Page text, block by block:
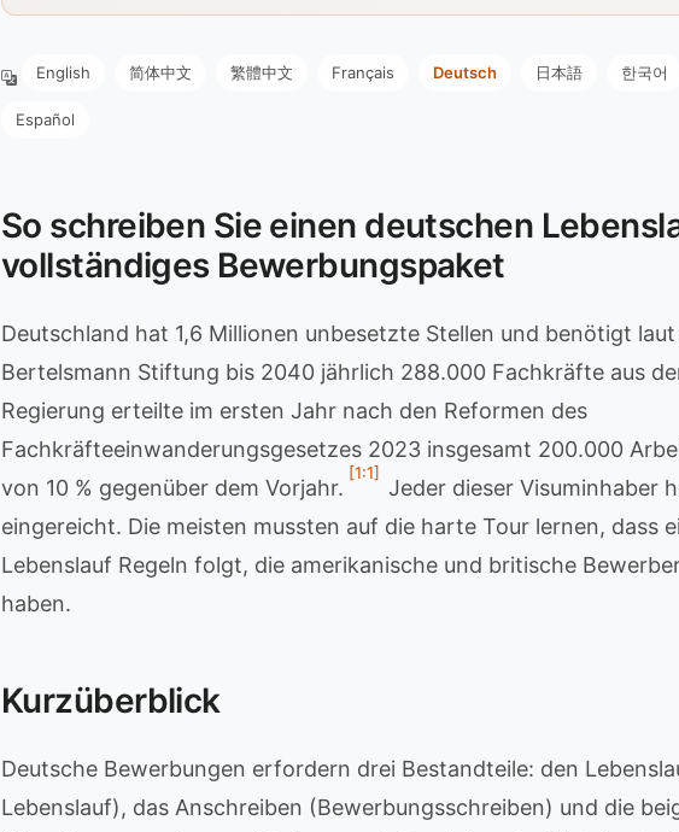
English 简体中文 繁體中文 Français Deutsch 日本語 한국어
Español
So schreiben Sie einen deutschen
vollständiges Bewerbungspaket
Deutschland hat 1,6 Millionen unbesetzte Stellen und benötigt
Bertelsmann Stiftung bis 2040 jährlich 288.000 Fachkräfte aus
Regierung erteilte im ersten Jahr nach den Reformen des
Fachkräfteeinwanderungsgesetzes 2023 insgesamt 200.000
von 10 % gegenüber dem Vorjahr.
[1:1]
Jeder dieser Visuminhaber
eingereicht. Die meisten mussten auf die harte Tour lernen, dass
Lebenslauf Regeln folgt, die amerikanische und britische
haben.
Kurzüberblick
Deutsche Bewerbungen erfordern drei Bestandteile: den
Lebenslauf), das Anschreiben (Bewerbungsschreiben) und die